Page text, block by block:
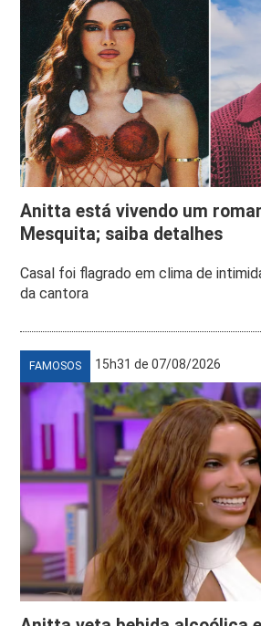
Anitta está vivendo um
Mesquita; saiba detalhes
Casal foi flagrado em clima de
da cantora
FAMOSOS 15h31 de 07/08/2026